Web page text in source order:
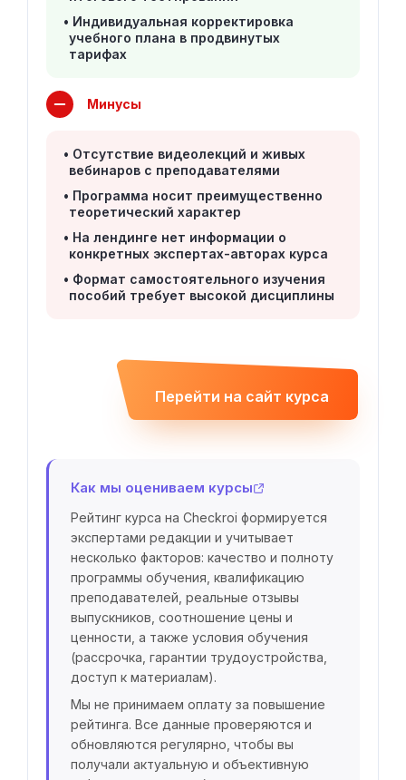
Индивидуальная корректировка
учебного плана в продвинутых
тарифах
Минусы
Отсутствие видеолекций и живых
вебинаров с преподавателями
Программа носит преимущественно
теоретический характер
На лендинге нет информации о
конкретных экспертах-авторах курса
Формат самостоятельного изучения
пособий требует высокой дисциплины
Перейти на сайт курса
Как мы оцениваем курсы
Рейтинг курса на Checkroi формируется
экспертами редакции и учитывает
несколько факторов: качество и полноту
программы обучения, квалификацию
преподавателей, реальные отзывы
выпускников, соотношение цены и
ценности, а также условия обучения
(рассрочка, гарантии трудоустройства,
доступ к материалам).
Мы не принимаем оплату за повышение
рейтинга. Все данные проверяются и
обновляются регулярно, чтобы вы
получали актуальную и объективную